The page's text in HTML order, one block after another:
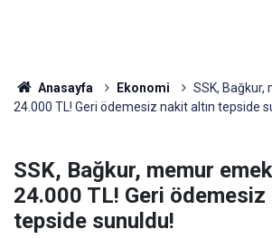
Anasayfa Ekonomi
SSK,
24.000 TL! Geri ödemesiz nakit altın tepside
SSK, Bağkur, memur
24.000 TL! Geri ödemesiz
tepside sunuldu!